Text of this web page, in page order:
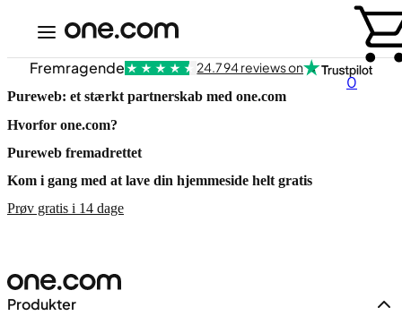
0
Fremragende 24.794 reviews on
Pureweb: et stærkt partnerskab med one.com
Hvorfor one.com?
Pureweb fremadrettet
Kom i gang med at lave din hjemmeside helt gratis
Prøv gratis i 14 dage
Produkter